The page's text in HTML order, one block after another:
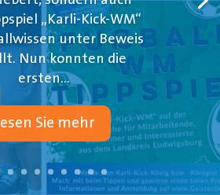
„Karli-Kick-WM“
unter Beweis
Nun konnten die
ersten...
Sie mehr